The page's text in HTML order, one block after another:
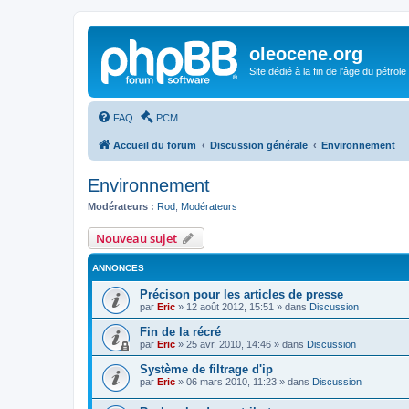
oleocene.org
Site dédié à la fin de l'âge du pétrole
FAQ PCM
Accueil du forum Discussion générale Environnement
Environnement
Modérateurs : Rod Modérateurs
Nouveau sujet
ANNONCES
Précison pour les articles de presse
par Eric » 12 août 2012, 15:51 » dans Discussion
Fin de la récré
par Eric » 25 avr. 2010, 14:46 » dans Discussion
Système de filtrage d'ip
par Eric » 06 mars 2010, 11:23 » dans Discussion